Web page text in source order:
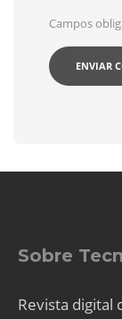
Campos
Sobre
Revista digital